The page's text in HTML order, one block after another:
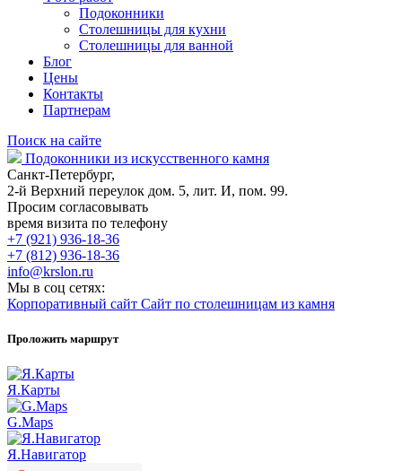
Подоконники
Столешницы для кухни
Столешницы для ванной
Блог
Цены
Контакты
Партнерам
Поиск на сайте
Подоконники из искусственного камня
Санкт-Петербург,
2-й Верхний переулок дом. 5, лит. И, пом. 99.
Просим согласовывать
время визита по телефону
+7 (921) 936-18-36
+7 (812) 936-18-36
info@krslon.ru
Мы в соц сетях:
Корпоративный сайт Сайт по столешницам из камня
Проложить маршрут
Я.Карты
G.Maps
Я.Навигатор